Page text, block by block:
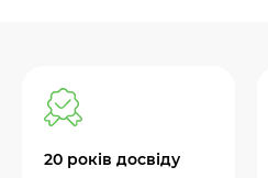
20 років досвіду